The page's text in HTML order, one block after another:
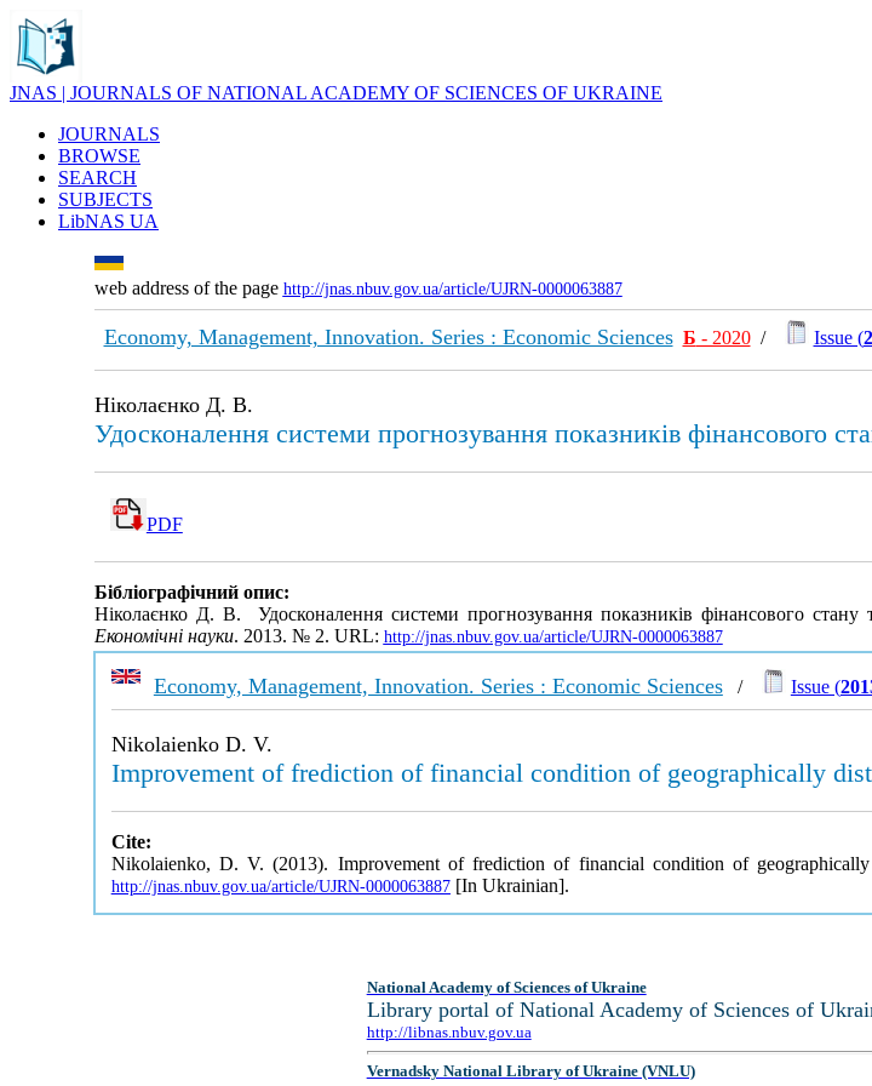
JNAS | JOURNALS OF NATIONAL ACADEMY OF SCIENCES OF UKRAINE
JOURNALS
BROWSE
SEARCH
SUBJECTS
LibNAS UA
web address of the page http://jnas.nbuv.gov.ua/article/UJRN-0000063887
Economy, Management, Innovation. Series : Economic Sciences Б - 2020/ Issue (
Ніколаєнко Д. В.
Удосконалення системи прогнозування показників фінансового
PDF
Бібліографічний опис:
Ніколаєнко Д. В. Удосконалення системи прогнозування показників фінансового стану
Економічні науки. 2013. № 2. URL: http://jnas.nbuv.gov.ua/article/UJRN-0000063887
Economy, Management, Innovation. Series : Economic Sciences/ Issue (
Nikolaienko D. V.
Improvement of frediction of financial condition of geographically
Cite:
Nikolaienko, D. V. (2013). Improvement of frediction of financial condition of geographically
http://jnas.nbuv.gov.ua/article/UJRN-0000063887[In Ukrainian].
National Academy of Sciences of Ukraine
Library portal of National Academy of Sciences of
http://libnas.nbuv.gov.ua
Vernadsky National Library of Ukraine (VNLU)